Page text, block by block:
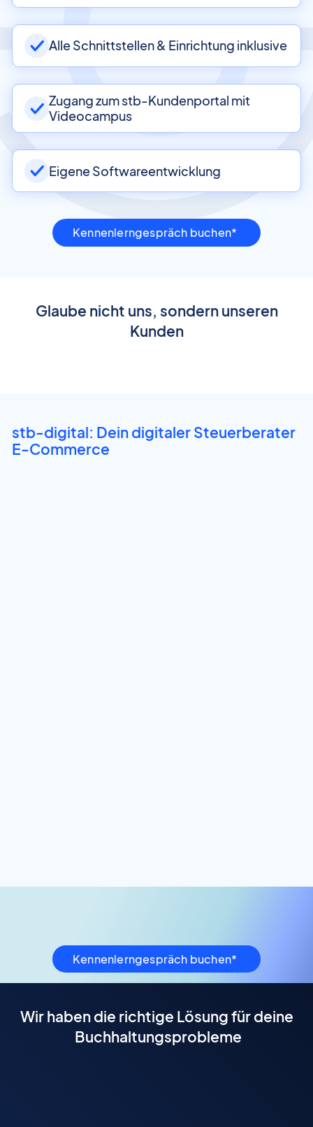
Alle Schnittstellen & Einrichtung inklusive
Zugang zum stb-Kundenportal mit
Videocampus
Eigene Softwareentwicklung
Kennenlerngespräch buchen*
Glaube nicht uns, sondern unseren
Kunden
stb-digital: Dein digitaler Steuerberater
E-Commerce
Kennenlerngespräch buchen*
Wir haben die richtige Lösung für deine
Buchhaltungsprobleme